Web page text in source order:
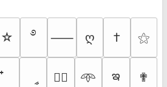
☆ ࿔ ⸺ ღ † ⚝
♡⃕ 𖥸 ఇ ✟